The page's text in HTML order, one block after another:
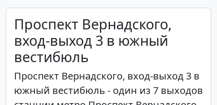
Проспект Вернадского,
вход-выход 3 в южный
вестибюль
Проспект Вернадского, вход-выход 3 в
южный вестибюль - один из 7 выходов